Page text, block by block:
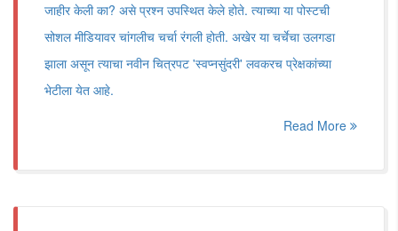
जाहीर केली का? असे प्रश्न उपस्थित केले होते. त्याच्या या पोस्टची
सोशल मीडियावर चांगलीच चर्चा रंगली होती. अखेर या चर्चेचा उलगडा
झाला असून त्याचा नवीन चित्रपट 'स्वप्नसुंदरी' लवकरच प्रेक्षकांच्या
भेटीला येत आहे.
Read More